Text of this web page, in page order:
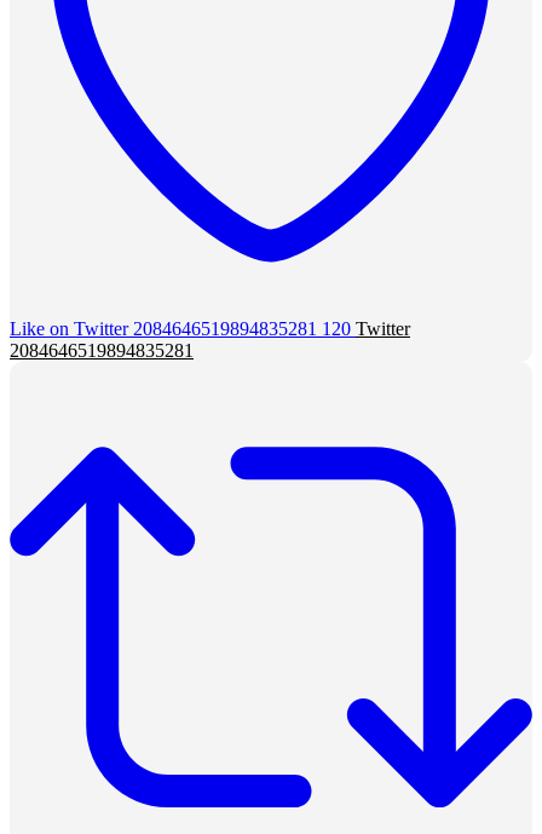
Like on Twitter 2084646519894835281 120 Twitter
2084646519894835281